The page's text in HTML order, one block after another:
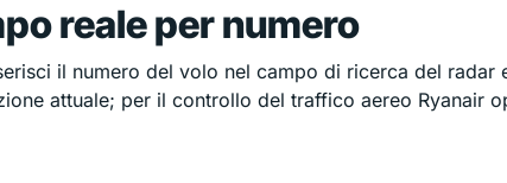
reale per numero
il numero del volo nel campo di ricerca del radar
attuale; per il controllo del traffico aereo Ryanair